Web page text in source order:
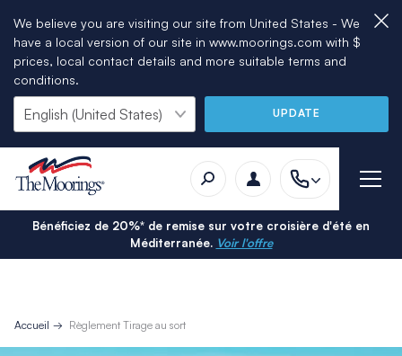
We believe you are visiting our site from United States - We
have a local version of our site in www.moorings.com with $
prices, local contact details and more suitable terms and
conditions.
UPDATE
Bénéficiez de 20%* de remise sur votre croisière d'été en
Méditerranée. Voir l'offre
Accueil Règlement Tirage au sort